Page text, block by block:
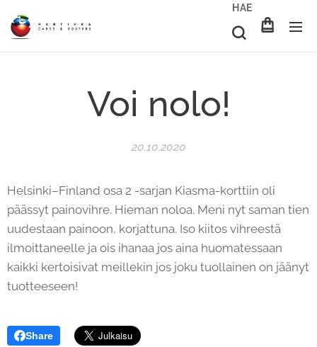
HAE
Voi nolo!
20.10.2020
Helsinki–Finland osa 2 -sarjan Kiasma-korttiin oli
päässyt painovihre. Hieman noloa. Meni nyt saman tien
uudestaan painoon, korjattuna. Iso kiitos vihreestä
ilmoittaneelle ja ois ihanaa jos aina huomatessaan
kaikki kertoisivat meillekin jos joku tuollainen on jäänyt
tuotteeseen!
Share